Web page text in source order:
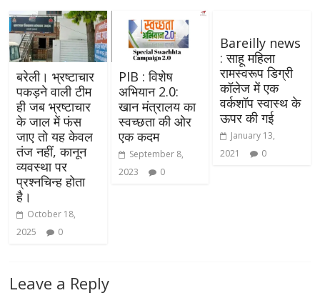
बरेली। भ्रष्टाचार
पकड़ने वाली टीम
ही जब भ्रष्टाचार
के जाल में फंस
जाए तो यह केवल
तंज नहीं, कानून
व्यवस्था पर
प्रश्नचिन्ह होता
है।
October 18,
2025
0
PIB : विशेष
अभियान 2.0:
खान मंत्रालय का
स्वच्छता की ओर
एक कदम
September 8,
2023
0
Bareilly news
: साहू महिला
रामस्वरूप डिग्री
कॉलेज में एक
वर्कशॉप स्वास्थ के
ऊपर की गई
January 13,
2021
0
Leave a Reply